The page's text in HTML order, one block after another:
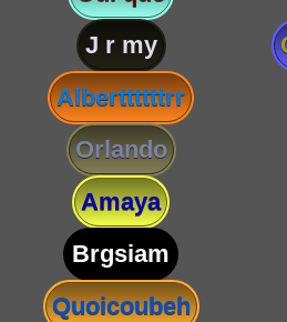
J r my
Alberttttttrr
Orlando
Amaya
Brgsiam
Quoicoubeh